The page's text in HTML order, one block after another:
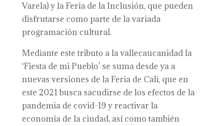
Varela) y la Feria de la Inclusión, que pueden
disfrutarse como parte de la variada
programación cultural.
Mediante este tributo a la vallecaucanidad la
‘Fiesta de mi Pueblo’ se suma desde ya a
nuevas versiones de la Feria de Cali, que en
este 2021 busca sacudirse de los efectos de la
pandemia de covid-19 y reactivar la
economía de la ciudad, así como también